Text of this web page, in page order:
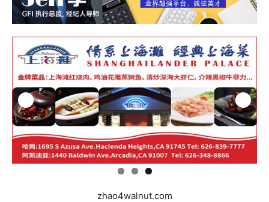
zhao4walnut.com